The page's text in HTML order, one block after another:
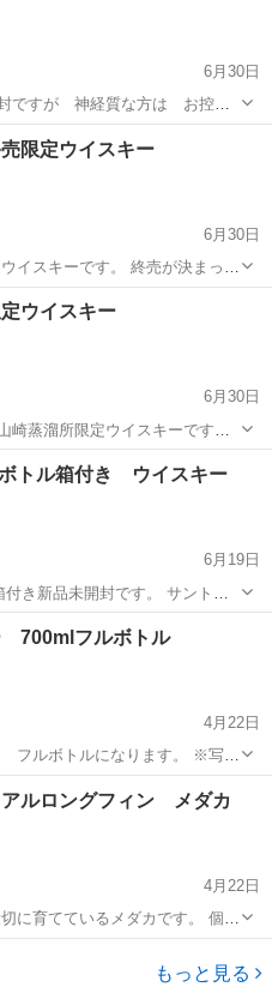
6月30日
ですが 神経質な方は お控え
性がございます。 ご了承下さ
セット
限定ウイスキー
6月30日
イスキーです。 終売が決まった
入れました。
ウイスキー
6月30日
蒸溜所限定ウイスキーです。
スキーです。 山崎蒸溜所
トル箱付き ウイスキー
6月19日
品未開封です。 サントリ
の方はお
700mlフルボトル
4月22日
ボトルになります。 ※写真
品はノーマルラベルになりま
蒸溜所 サントリー 希少 白州
ルロングフィン メダカ
4月22日
に育てているメダカです。 個人
頂きたいです。 販売価格は一匹
を販売させて頂きます。 ただ
もっと見る